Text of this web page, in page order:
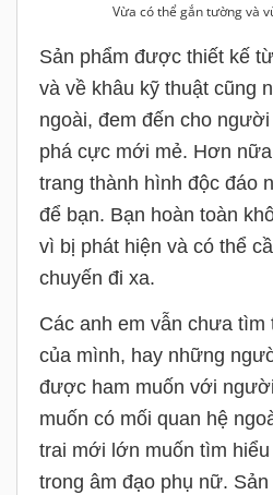
Vừa có thể gắn tường và
Sản phẩm được thiết kế
và về khâu kỹ thuật cũng
ngoài, đem đến cho
phá cực mới mẻ. Hơn
trang thành hình độc đáo
để bạn. Bạn hoàn toàn
vì bị phát hiện và có thể
chuyến đi xa.
Các anh em vẫn chưa
của mình, hay những
được ham muốn với
muốn có mối quan hệ
trai mới lớn muốn tìm
trong âm đạo phụ nữ.